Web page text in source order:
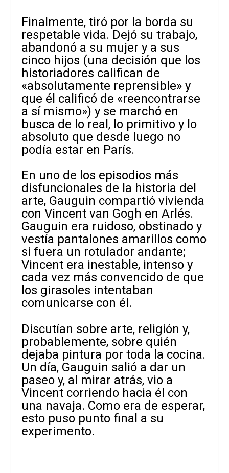
Finalmente, tiró por la borda su
respetable vida. Dejó su trabajo,
abandonó a su mujer y a sus
cinco hijos (una decisión que los
historiadores califican de
«absolutamente reprensible» y
que él calificó de «reencontrarse
a sí mismo») y se marchó en
busca de lo real, lo primitivo y lo
absoluto que desde luego no
podía estar en París.
En uno de los episodios más
disfuncionales de la historia del
arte, Gauguin compartió vivienda
con Vincent van Gogh en Arlés.
Gauguin era ruidoso, obstinado y
vestía pantalones amarillos como
si fuera un rotulador andante;
Vincent era inestable, intenso y
cada vez más convencido de que
los girasoles intentaban
comunicarse con él.
Discutían sobre arte, religión y,
probablemente, sobre quién
dejaba pintura por toda la cocina.
Un día, Gauguin salió a dar un
paseo y, al mirar atrás, vio a
Vincent corriendo hacia él con
una navaja. Como era de esperar,
esto puso punto final a su
experimento.